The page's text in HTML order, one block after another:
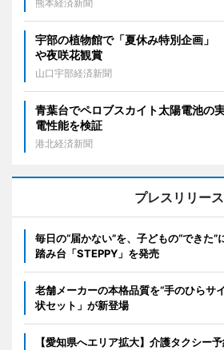
熊本経済新聞
宇部の植物館で「夏休み特別企画」
や夜咲花観賞
山口宇部経済新聞
青葉台でペロブスカイト太陽電池
電性能を検証
港北経済新聞
プレスリリース
毎日の“届かない”を、子どもの“できた
踏み台「STEPPY」を発売
老舗メーカーの本格品質を“手のひらサ
状セット」が新登場
【愛知県へエリア拡大】介護タクシー